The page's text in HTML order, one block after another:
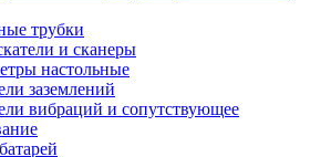
трубки
и сканеры
настольные
заземлений
вибраций и сопутствующее